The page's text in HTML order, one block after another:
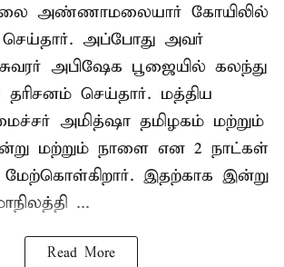
அண்ணாமலையார் கோயிலில்
செய்தார். அப்போது அவர்
அபிஷேக பூஜையில் கலந்து
செய்தார். மத்திய
அமித்ஷா தமிழகம் மற்றும்
மற்றும் நாளை என 2 நாட்கள்
மேற்கொள்கிறார். இதற்காக இன்று
...
Read More